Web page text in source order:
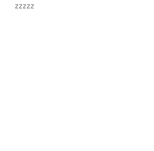
zzzzz